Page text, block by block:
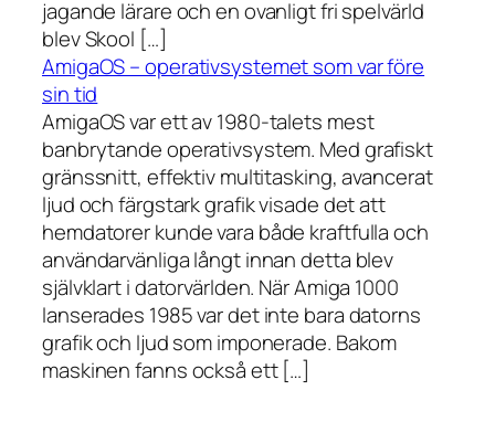
jagande lärare och en ovanligt fri spelvärld
blev Skool […]
AmigaOS – operativsystemet som var före
sin tid
AmigaOS var ett av 1980-talets mest
banbrytande operativsystem. Med grafiskt
gränssnitt, effektiv multitasking, avancerat
ljud och färgstark grafik visade det att
hemdatorer kunde vara både kraftfulla och
användarvänliga långt innan detta blev
självklart i datorvärlden. När Amiga 1000
lanserades 1985 var det inte bara datorns
grafik och ljud som imponerade. Bakom
maskinen fanns också ett […]